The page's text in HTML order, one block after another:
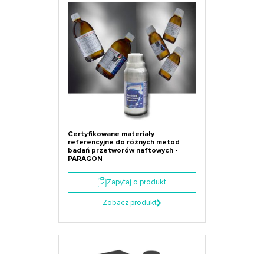
Certyfikowane materiały
referencyjne do różnych metod
badań przetworów naftowych -
PARAGON
Zapytaj o produkt
Zobacz produkt